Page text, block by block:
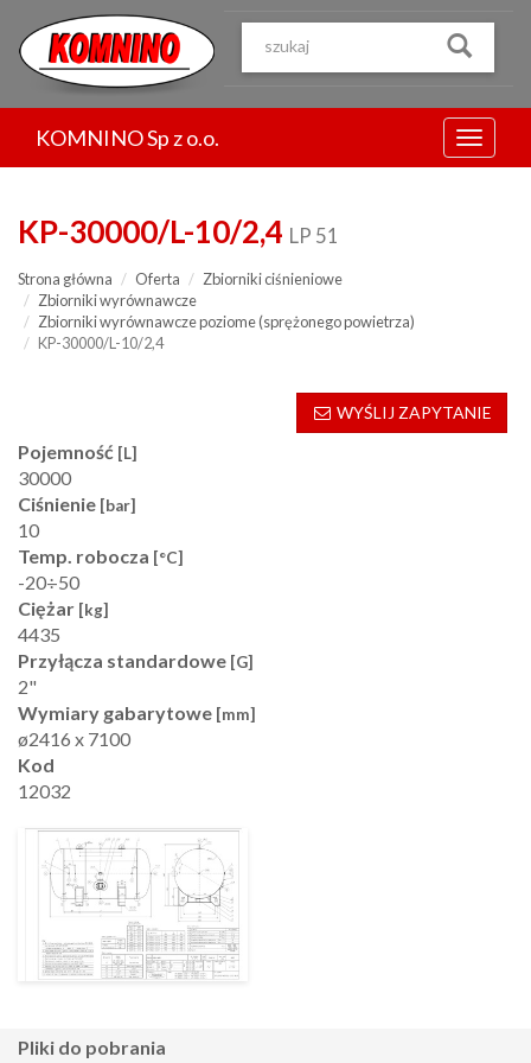
treści
Menu
KOMNINO Sp z o.o.
KP-30000/L-10/2,4 LP 51
Strona główna Oferta
Zbiorniki ciśnieniowe
Zbiorniki wyrównawcze
Zbiorniki wyrównawcze poziome (sprężonego powietrza)
KP-30000/L-10/2,4
WYŚLIJ ZAPYTANIE
Pojemność [L]
30000
Ciśnienie [bar]
10
Temp. robocza [°C]
-20÷50
Ciężar [kg]
4435
Przyłącza standardowe [G]
2"
Wymiary gabarytowe [mm]
ø2416 x 7100
Kod
12032
pliki do pobrania